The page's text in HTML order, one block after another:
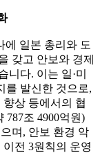
에 일본 총리와 도
갖고 안보와 경제
다. 이는 일·미
를 발신한 것으로,
상 등에서의 협
787조 4900억원)
며, 안보 환경 악
전 3원칙의 운영